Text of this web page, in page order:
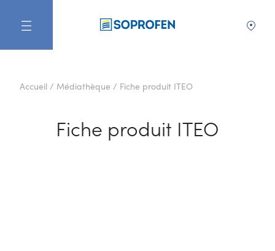
Accueil/ Médiathèque / Fiche produit ITEO
Fiche produit ITEO